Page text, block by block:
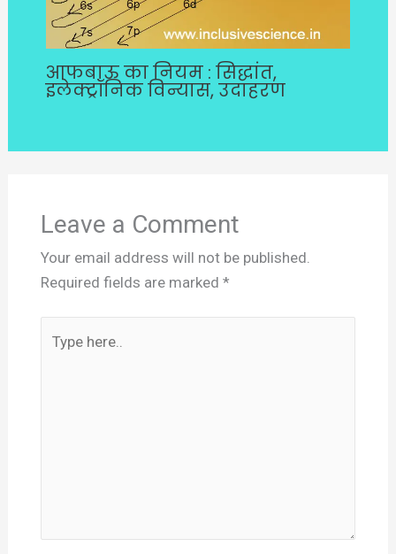
आफबाऊ का नियम : सिद्धांत,
इलेक्ट्रॉनिक विन्यास, उदाहरण
Leave a Comment
Your email address will not be published.
Required fields are marked *
here..